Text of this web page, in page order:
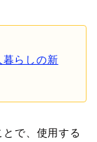
暮らしの新
で、使用する